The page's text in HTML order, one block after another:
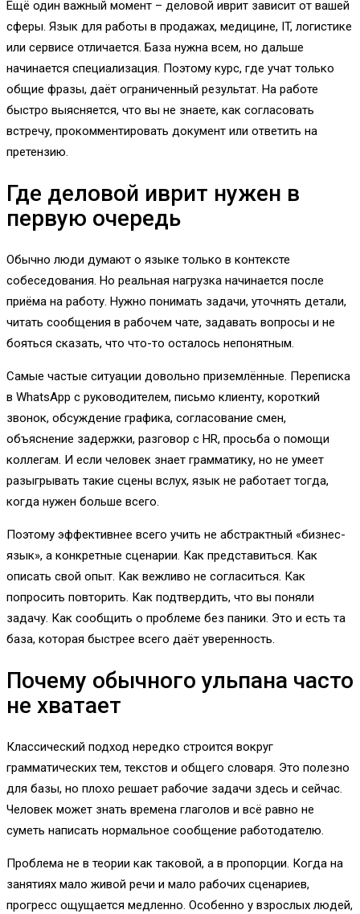
Ещё один важный момент – деловой иврит зависит от вашей
сферы. Язык для работы в продажах, медицине, IT, логистике
или сервисе отличается. База нужна всем, но дальше
начинается специализация. Поэтому курс, где учат только
общие фразы, даёт ограниченный результат. На работе
быстро выясняется, что вы не знаете, как согласовать
встречу, прокомментировать документ или ответить на
претензию.
Где деловой иврит нужен в
первую очередь
Обычно люди думают о языке только в контексте
собеседования. Но реальная нагрузка начинается после
приёма на работу. Нужно понимать задачи, уточнять детали,
читать сообщения в рабочем чате, задавать вопросы и не
бояться сказать, что что-то осталось непонятным.
Самые частые ситуации довольно приземлённые. Переписка
в WhatsApp с руководителем, письмо клиенту, короткий
звонок, обсуждение графика, согласование смен,
объяснение задержки, разговор с HR, просьба о помощи
коллегам. И если человек знает грамматику, но не умеет
разыгрывать такие сцены вслух, язык не работает тогда,
когда нужен больше всего.
Поэтому эффективнее всего учить не абстрактный «бизнес-
язык», а конкретные сценарии. Как представиться. Как
описать свой опыт. Как вежливо не согласиться. Как
попросить повторить. Как подтвердить, что вы поняли
задачу. Как сообщить о проблеме без паники. Это и есть та
база, которая быстрее всего даёт уверенность.
Почему обычного ульпана часто
не хватает
Классический подход нередко строится вокруг
грамматических тем, текстов и общего словаря. Это полезно
для базы, но плохо решает рабочие задачи здесь и сейчас.
Человек может знать времена глаголов и всё равно не
суметь написать нормальное сообщение работодателю.
Проблема не в теории как таковой, а в пропорции. Когда на
занятиях мало живой речи и мало рабочих сценариев,
прогресс ощущается медленно. Особенно у взрослых людей,